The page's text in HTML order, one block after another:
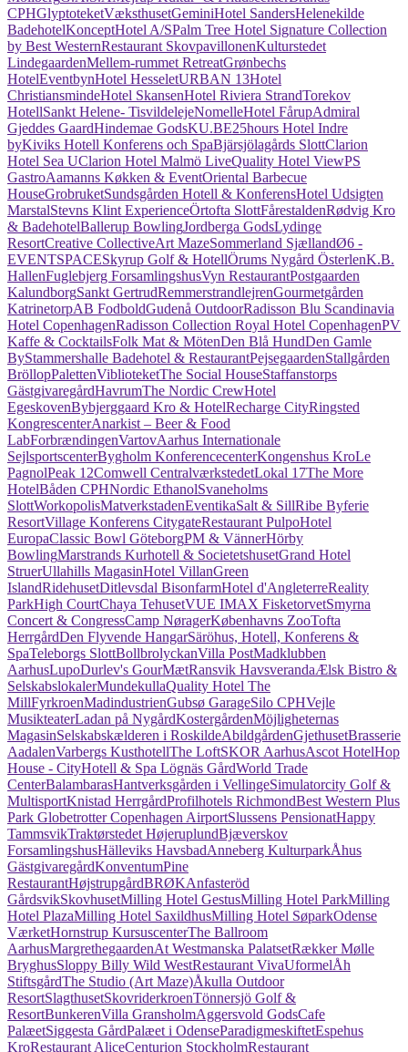
CPHGlyptoteketVæksthusetGeminiHotel SandersHelenekilde
BadehotelKonceptHotel A/SPalm Tree Hotel Signature Collection
by Best WesternRestaurant SkovpavillonenKulturstedet
LindegaardenMellem-rummet RetreatGrønbechs
HotelEventbynHotel HesseletURBAN 13Hotel
ChristiansmindeHotel SkansenHotel Riviera StrandTorekov
HotellSankt Helene- TisvildelejeNomelleHotel FårupAdmiral
Gjeddes GaardHindemae GodsKU.BE25hours Hotel Indre
byKiviks Hotell Konferens och SpaBjärsjölagårds SlottClarion
Hotel Sea UClarion Hotel Malmö LiveQuality Hotel ViewPS
GastroAamanns Køkken & EventOriental Barbecue
HouseGrobruketSundsgården Hotell & KonferensHotel Udsigten
MarstalStevns Klint ExperienceÖrtofta SlottFårestaldenRødvig Kro
& BadehotelBallerup BowlingJordberga GodsLydinge
ResortCreative CollectiveArt MazeSommerland SjællandØ6 -
EVENTSPACESkyrup Golf & HotellÖrums Nygård ÖsterlenK.B.
HallenFuglebjerg ForsamlingshusVyn RestaurantPostgaarden
KalundborgSankt GertrudRemmerstrandlejrenGourmetgården
KatrinetorpAB FodboldGudenå OutdoorRadisson Blu Scandinavia
Hotel CopenhagenRadisson Collection Royal Hotel CopenhagenPV
Kaffe & CocktailsFolk Mat & MötenDen Blå HundDen Gamle
ByStammershalle Badehotel & RestaurantPejsegaardenStallgården
BröllopPalettenViblioteketThe Social HouseStaffanstorps
GästgivaregårdHavrumThe Nordic CrewHotel
EgeskovenBybjerggaard Kro & HotelRecharge CityRingsted
KongrescenterAnarkist – Beer & Food
LabForbrændingenVartovAarhus Internationale
SejlsportscenterBygholm KonferencecenterKongenshus KroLe
PagnolPeak 12Comwell CentralværkstedetLokal 17The More
HotelBåden CPHNordic EthanolSvaneholms
SlottWorkopolisMatverkstadenEventikaSalt & SillRibe Byferie
ResortVillage Konferens CitygateRestaurant PulpoHotel
EuropaClassic Bowl GöteborgPM & VännerHörby
BowlingMarstrands Kurhotell & SocietetshusetGrand Hotel
StruerUllahills MagasinHotel VillanGreen
IslandRidehusetDitlevsdal BisonfarmHotel d'AngleterreReality
ParkHigh CourtChaya TehusetVUE IMAX FisketorvetSmyrna
Concert & CongressCamp NøragerKøbenhavns ZooTofta
HerrgårdDen Flyvende HangarSäröhus, Hotell, Konferens &
SpaTeleborgs SlottBollbrolyckanVilla PostMadklubben
AarhusLupoDurlev's GourMætRansvik HavsverandaÆlsk Bistro &
SelskabslokalerMundekullaQuality Hotel The
MillFyrkroenMadindustrienGubsø GarageSilo CPHVejle
MusikteaterLadan på NygårdKostergårdenMöjligheternas
MagasinSelskabskælderen i RoskildeAbildgårdenGjethusetBrasserie
AadalenVarbergs KusthotellThe LoftSKOR AarhusAscot HotelHop
House - CityHotell & Spa Lögnäs GårdWorld Trade
CenterBalambarasHantverksgården i VellingeSimulatorcity Golf &
MultisportKnistad HerrgårdProfilhotels RichmondBest Western Plus
Park Globetrotter Copenhagen AirportSlussens PensionatHappy
TammsvikTraktørstedet HøjeruplundBjæverskov
ForsamlingshusHälleviks HavsbadAnneberg KulturparkÅhus
GästgivaregårdKonventumPine
RestaurantHøjstrupgårdBRØKAnfasteröd
GårdsvikSkovhusetMilling Hotel GestusMilling Hotel ParkMilling
Hotel PlazaMilling Hotel SaxildhusMilling Hotel SøparkOdense
VærketHornstrup KursuscenterThe Ballroom
AarhusMargrethegaardenAt Westmanska PalatsetRækker Mølle
BryghusSloppy Billy Wild WestRestaurant VivaUformelÅh
StiftsgårdThe Studio (Art Maze)Åkulla Outdoor
ResortSlagthusetSkovriderkroenTönnersjö Golf &
ResortBunkerenVilla GransholmAggersvold GodsCafe
PalæetSiggesta GårdPalæet i OdenseParadigmeskiftetEspehus
KroRestaurant AliceCenturion StockholmRestaurant